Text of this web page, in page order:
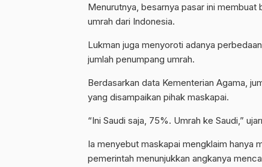
Menurutnya, besarnya pasar ini
umrah dari Indonesia.
Lukman juga menyoroti adanya
jumlah penumpang umrah.
Berdasarkan data Kementerian Agama,
yang disampaikan pihak maskapai.
“Ini Saudi saja, 75%. Umrah ke Saudi,”
Ia menyebut maskapai mengklaim hanya
pemerintah menunjukkan angkanya